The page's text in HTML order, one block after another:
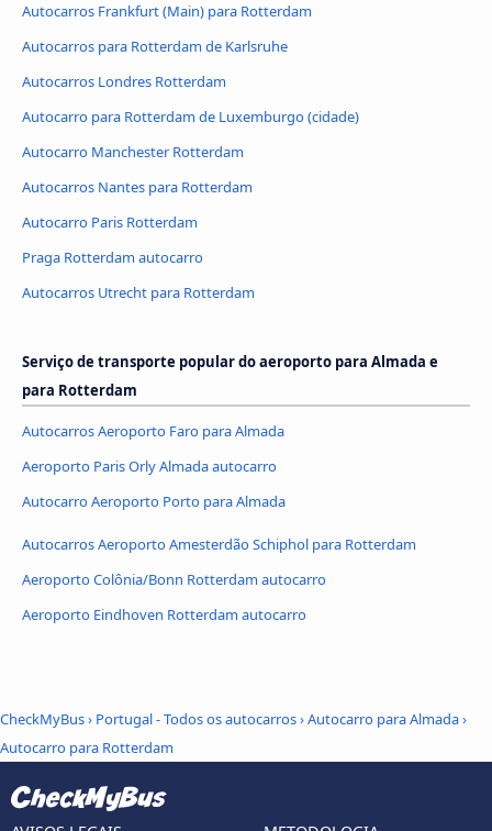
Autocarros Frankfurt (Main) para Rotterdam
Autocarros para Rotterdam de Karlsruhe
Autocarros Londres Rotterdam
Autocarro para Rotterdam de Luxemburgo (cidade)
Autocarro Manchester Rotterdam
Autocarros Nantes para Rotterdam
Autocarro Paris Rotterdam
Praga Rotterdam autocarro
Autocarros Utrecht para Rotterdam
Serviço de transporte popular do aeroporto para Almada e
para Rotterdam
Autocarros Aeroporto Faro para Almada
Aeroporto Paris Orly Almada autocarro
Autocarro Aeroporto Porto para Almada
Autocarros Aeroporto Amesterdão Schiphol para Rotterdam
Aeroporto Colônia/Bonn Rotterdam autocarro
Aeroporto Eindhoven Rotterdam autocarro
CheckMyBus› Portugal - Todos os autocarros›Autocarro para Almada›
Autocarro para Rotterdam